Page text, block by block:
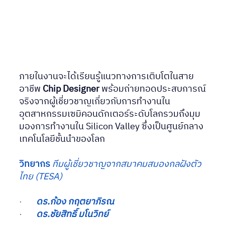
ภายในงานจะได้เรียนรู้แนวทางการเติบโตในสาย
อาชีพ Chip Designer พร้อมถ่ายทอดประสบการณ์
จริงจากผู้เชี่ยวชาญเกี่ยวกับการทำงานใน
อุตสาหกรรมเซมิคอนดักเตอร์ระดับโลกรวมถึงมุม
มองการทำงานใน Silicon Valley ซึ่งเป็นศูนย์กลาง
เทคโนโลยีชั้นนำของโลก
วิทยากร ทีมผู้เชี่ยวชาญจากสมาคมสมองกลฝังตัว
ไทย (TESA)
· ดร.ก้อง กฤตยาภิรณ
· ดร.ชัยสิทธิ์ มโนวิทย์